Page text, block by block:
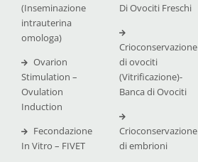
(Inseminazione
intrauterina
omologa)
Ovarion
Stimulation –
Ovulation
Induction
Fecondazione
In Vitro – FIVET
Di Ovociti Freschi
Crioconservazione
di ovociti
(Vitrificazione)-
Banca di Ovociti
Crioconservazione
di embrioni